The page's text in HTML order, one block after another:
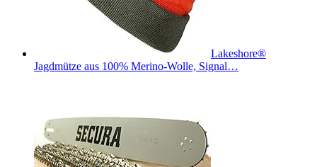
Lakeshore®
Jagdmütze aus 100% Merino-Wolle, Signal…